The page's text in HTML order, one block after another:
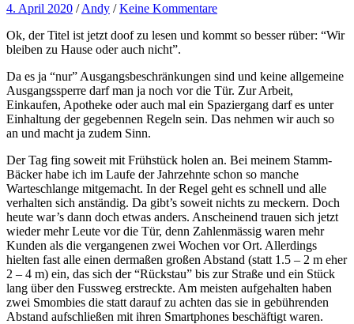
4. April 2020 /Andy /Keine Kommentare
Ok, der Titel ist jetzt doof zu lesen und kommt so besser rüber: “Wir
bleiben zu Hause oder auch nicht”.
Da es ja “nur” Ausgangsbeschränkungen sind und keine allgemeine
Ausgangssperre darf man ja noch vor die Tür. Zur Arbeit,
Einkaufen, Apotheke oder auch mal ein Spaziergang darf es unter
Einhaltung der gegebennen Regeln sein. Das nehmen wir auch so
an und macht ja zudem Sinn.
Der Tag fing soweit mit Frühstück holen an. Bei meinem Stamm-
Bäcker habe ich im Laufe der Jahrzehnte schon so manche
Warteschlange mitgemacht. In der Regel geht es schnell und alle
verhalten sich anständig. Da gibt’s soweit nichts zu meckern. Doch
heute war’s dann doch etwas anders. Anscheinend trauen sich jetzt
wieder mehr Leute vor die Tür, denn Zahlenmässig waren mehr
Kunden als die vergangenen zwei Wochen vor Ort. Allerdings
hielten fast alle einen dermaßen großen Abstand (statt 1.5 – 2 m eher
2 – 4 m) ein, das sich der “Rückstau” bis zur Straße und ein Stück
lang über den Fussweg erstreckte. Am meisten aufgehalten haben
zwei Smombies die statt darauf zu achten das sie in gebührenden
Abstand aufschließen mit ihren Smartphones beschäftigt waren.